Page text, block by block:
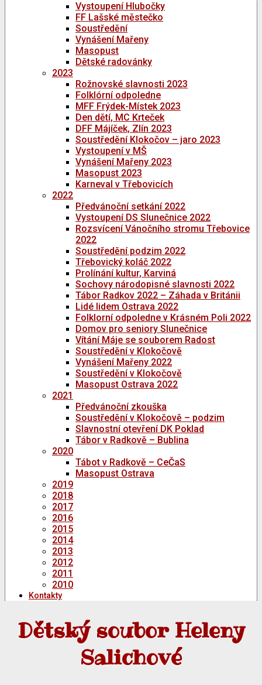
Vystoupení Hlubočky
FF Lašské městečko
Soustředění
Vynášení Mařeny
Masopust
Dětské radovánky
2023
Rožnovské slavnosti 2023
Folklórní odpoledne
MFF Frýdek-Místek 2023
Den dětí, MC Krteček
DFF Májíček, Zlín 2023
Soustředění Klokočov – jaro 2023
Vystoupení v MŠ
Vynášení Mařeny 2023
Masopust 2023
Karneval v Třebovicích
2022
Předvánoční setkání 2022
Vystoupení DS Slunečnice 2022
Rozsvícení Vánočního stromu Třebovice
2022
Soustředění podzim 2022
Třebovický koláč 2022
Prolínání kultur, Karviná
Sochovy národopisné slavnosti 2022
Tábor Radkov 2022 – Záhada v Británii
Lidé lidem Ostrava 2022
Folklorní odpoledne v Krásném Poli 2022
Domov pro seniory Slunečnice
Vítání Máje se souborem Radost
Soustředění v Klokočově
Vynášení Mařeny 2022
Soustředění v Klokočově
Masopust Ostrava 2022
2021
Předvánoční zkouška
Soustředění v Klokočově – podzim
Slavnostní otevření DK Poklad
Tábor v Radkově – Bublina
2020
Tábot v Radkově – CeČaS
Masopust Ostrava
2019
2018
2017
2016
2015
2014
2013
2012
2011
2010
Kontakty
Dětský soubor Heleny
Salichové